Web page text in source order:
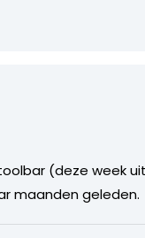
(deze week
maanden geleden.